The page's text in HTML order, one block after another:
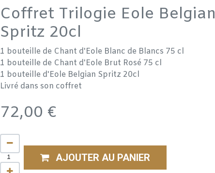
Coffret Trilogie Eole Belgian
Spritz 20cl
1 bouteille de Chant d'Eole Blanc de Blancs 75 cl
1 bouteille de Chant d'Eole Brut Rosé 75 cl
1 bouteille d'Eole Belgian Spritz 20cl
Livré dans son coffret
72,00 €
AJOUTER AU PANIER